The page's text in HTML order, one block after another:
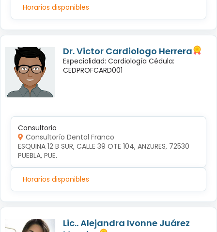
Horarios disponibles
Dr. Victor Cardiologo Herrera
Especialidad: Cardiología Cédula:
CEDPROFCARD001
Consultorio
Consultorío Dental Franco
ESQUINA 12 B SUR, CALLE 39 OTE 104, ANZURES, 72530
PUEBLA, PUE.
Horarios disponibles
Lic.. Alejandra Ivonne Juárez